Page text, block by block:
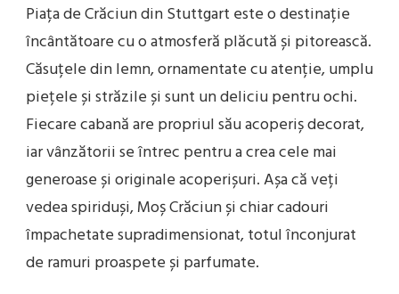
Piața de Crăciun din Stuttgart este o destinație
încântătoare cu o atmosferă plăcută și pitorească.
Căsuțele din lemn, ornamentate cu atenție, umplu
piețele și străzile și sunt un deliciu pentru ochi.
Fiecare cabană are propriul său acoperiș decorat,
iar vânzătorii se întrec pentru a crea cele mai
generoase și originale acoperișuri. Așa că veți
vedea spiriduși, Moș Crăciun și chiar cadouri
împachetate supradimensionat, totul înconjurat
de ramuri proaspete și parfumate.